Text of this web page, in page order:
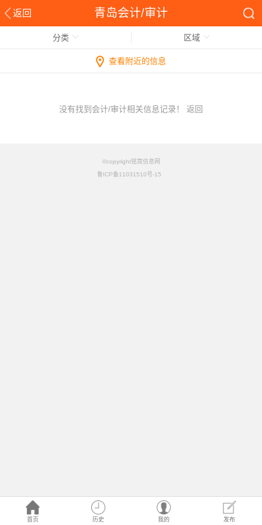
返回 青岛会计/审计
首页 历史 我的 发布
分类 区域
查看附近的信息
没有找到会计/审计相关信息记录！ 返回
©copyright铭竟信息网
鲁ICP备11031510号-15